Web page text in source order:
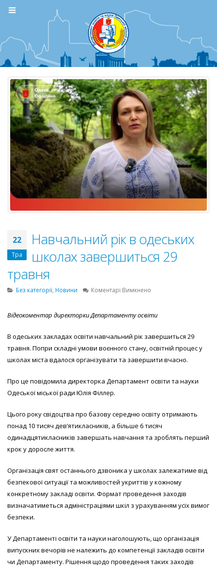
22
Тра
Навчальний рік в одеських
школах завершиться 29
травня
Без категорії, Новини Коментарі Вимкнено
в
школах
завершиться
29
Відеокоментар директорки Департаменту освіти
В одеських закладах освіти навчальний рік завершиться 29
травня. Попри складні умови воєнного стану, освітній процес у
школах міста вдалося організувати та завершити вчасно.
Про це повідомила директорка Департамент освіти та науки
Одеської міської ради Юлія Філлер.
Цього року свідоцтва про базову середню освіту отримають
понад 10 тисяч дев’ятикласників, а більше 6 тисяч
одинадцятикласників завершать навчання та зроблять перший
крок у доросле життя.
Організація свят останнього дзвоника у школах залежатиме від
безпекової ситуації та можливостей укриттів у кожному
конкретному закладі освіти. Формат проведення заходів
визначатиметься адміністраціями шкіл з урахуванням усіх вимог
безпеки.
У Департаменті освіти та науки наголошують, що організація
випускних вечорів не належить до компетенції закладів освіти
чи Департаменту. Рішення щодо проведення таких заходів